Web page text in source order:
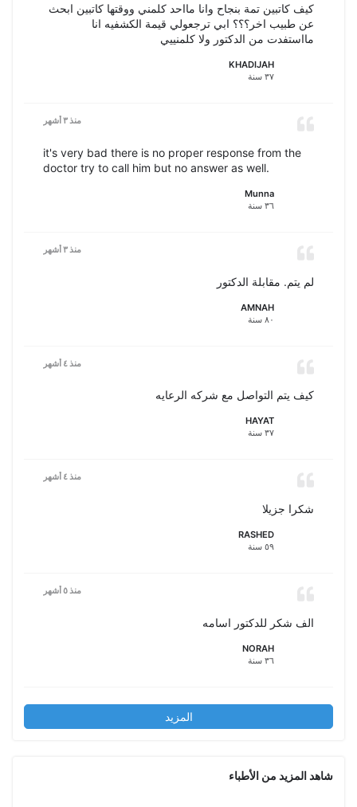
كيف كاتبين تمة بنجاح وانا مااحد كلمني ووقتها كاتبين ابحث
عن طبيب اخر؟؟؟ ابي ترجعولي قيمة الكشفيه انا
مااستفدت من الدكتور ولا كلمنييي
KHADIJAH
٣٧ سنة
منذ ٣ أشهر
it's very bad there is no proper response from the
doctor try to call him but no answer as well.
Munna
٣٦ سنة
منذ ٣ أشهر
لم يتم. مقابلة الدكتور
AMNAH
٨٠ سنة
منذ ٤ أشهر
كيف يتم التواصل مع شركه الرعايه
HAYAT
٣٧ سنة
منذ ٤ أشهر
شكرا جزيلا
RASHED
٥٩ سنة
منذ ٥ أشهر
الف شكر للدكتور اسامه
NORAH
٣٦ سنة
المزيد
شاهد المزيد من الأطباء